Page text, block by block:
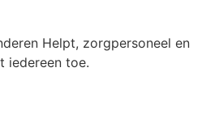
Helpt, zorgpersoneel en
iedereen toe.